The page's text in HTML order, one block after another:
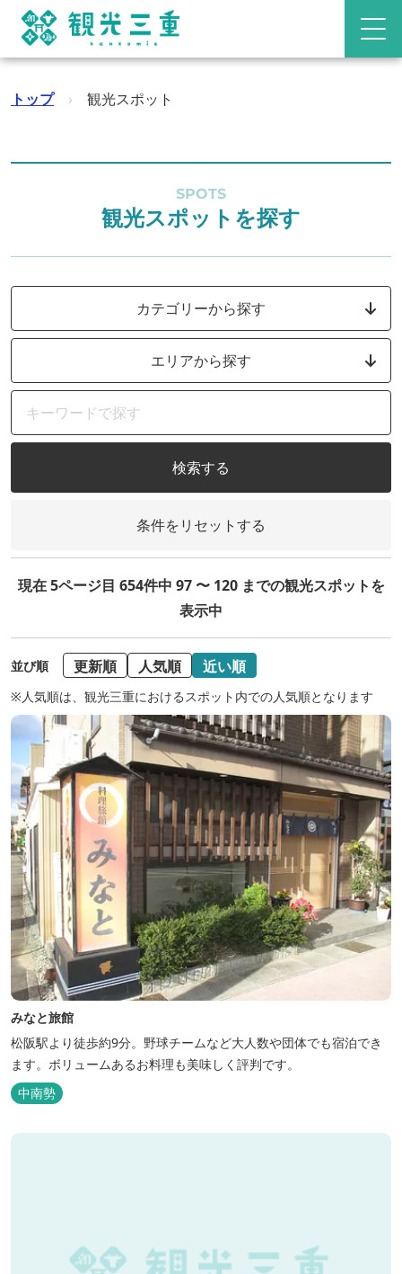
トップ › 観光スポット
SPOTS
観光スポットを探す
カテゴリーから探す
エリアから探す
検索する
条件をリセットする
現在 5ページ目 654件中 97 〜 120 までの観光スポットを
表示中
並び順 更新順 人気順 近い順
※人気順は、観光三重におけるスポット内での人気順となります
みなと旅館
松阪駅より徒歩約9分。野球チームなど大人数や団体でも宿泊でき
ます。ボリュームあるお料理も美味しく評判です。
中南勢